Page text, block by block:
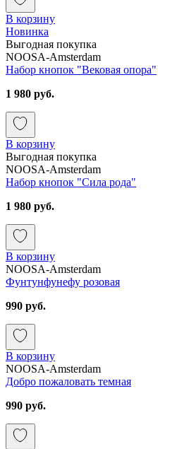
В корзину
Новинка
Выгодная покупка
NOOSA-Amsterdam
Набор кнопок "Вековая опора"
1 980 руб.
В корзину
Выгодная покупка
NOOSA-Amsterdam
Набор кнопок "Сила рода"
1 980 руб.
В корзину
NOOSA-Amsterdam
Фунтунфунефу розовая
990 руб.
В корзину
NOOSA-Amsterdam
Добро пожаловать темная
990 руб.